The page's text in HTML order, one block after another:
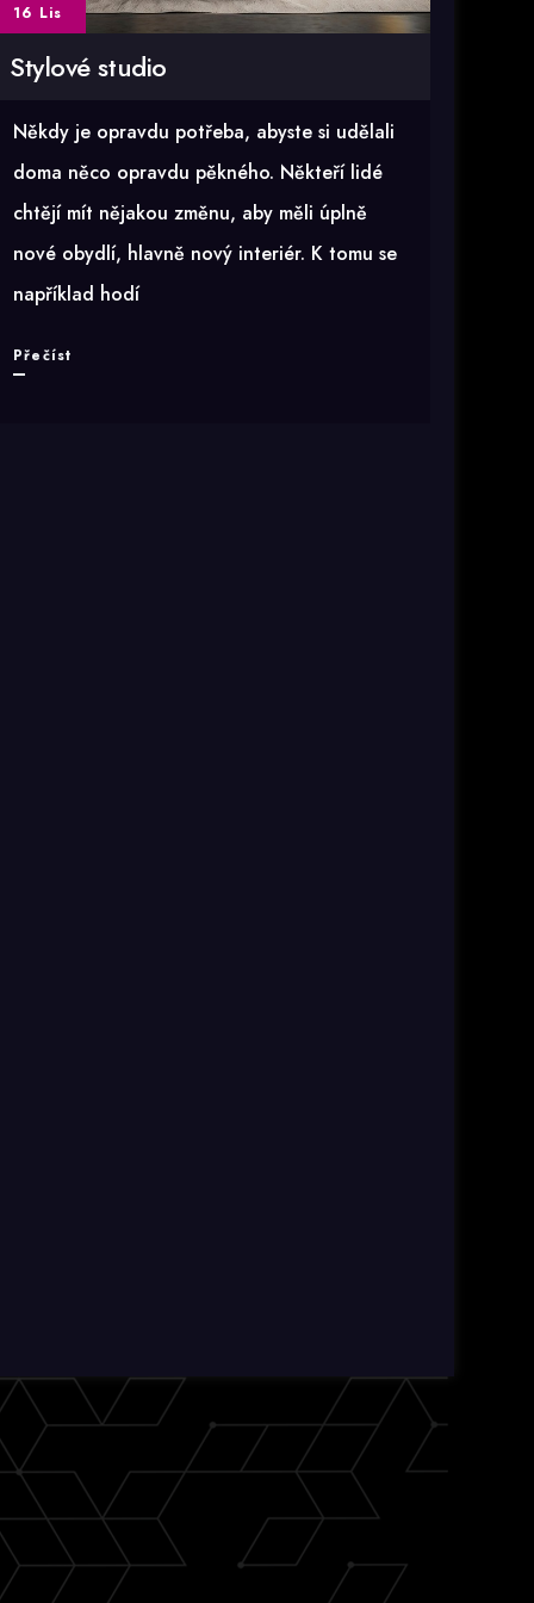
16 Lis
Stylové studio
Někdy je opravdu potřeba, abyste si udělali
doma něco opravdu pěkného. Někteří lidé
chtějí mít nějakou změnu, aby měli úplně
nové obydlí, hlavně nový interiér. K tomu se
například hodí
Přečíst